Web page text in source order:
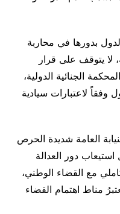
بدورها في محاربة
لا يتوقف على قرار
الجنائية الدولية،
وفقاً لاعتبارات سيادية
العامة شديدة الحرص
دور العدالة
مع القضاء الوطني،
مناط اهتمام القضاء